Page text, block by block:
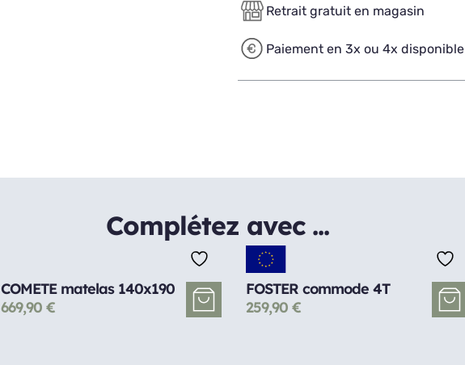
Retrait gratuit en magasin
Paiement en 3x ou 4x disponible
Complétez avec ...
COMETE matelas 140x190
669,90 €
FOSTER commode 4T
259,90 €